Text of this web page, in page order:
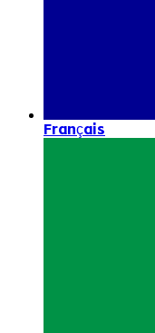
Français